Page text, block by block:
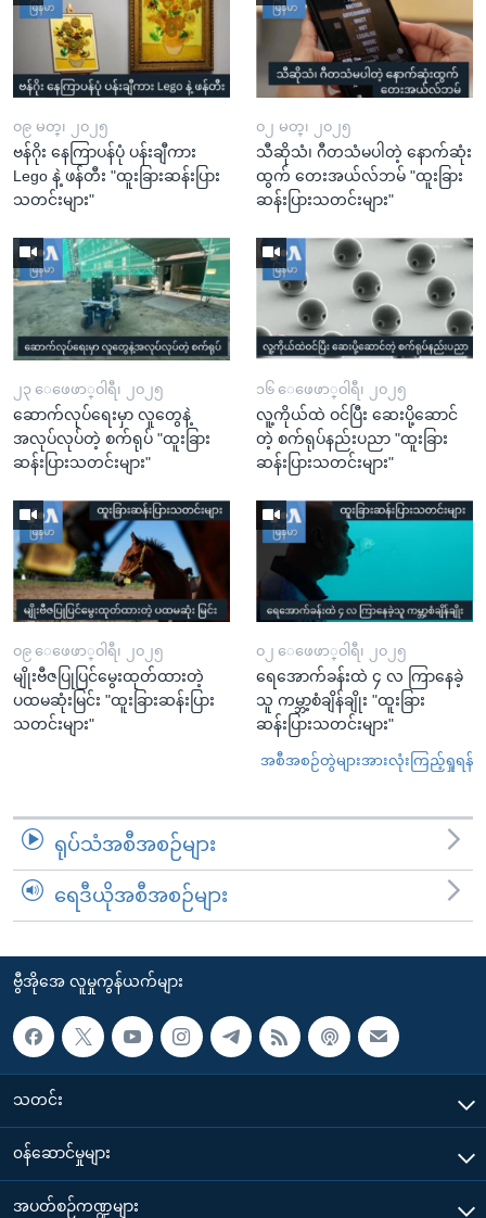
၀၉ မတ္၊ ၂၀၂၅
ဗန်ဂိုး နေကြာပန်ပုံ ပန်းချီကား
Lego နဲ့ ဖန်တီး "ထူးခြားဆန်းပြား
သတင်းများ"
၀၂ မတ္၊ ၂၀၂၅
သီဆိုသံ၊ ဂီတသံမပါတဲ့ နောက်ဆုံး
ထွက် တေးအယ်လ်ဘမ် "ထူးခြား
ဆန်းပြားသတင်းများ"
၂၃ ေဖေဖာ္၀ါရီ၊ ၂၀၂၅
ဆောက်လုပ်ရေးမှာ လူတွေနဲ့
အလုပ်လုပ်တဲ့ စက်ရုပ် "ထူးခြား
ဆန်းပြားသတင်းများ"
၁၆ ေဖေဖာ္၀ါရီ၊ ၂၀၂၅
လူ့ကိုယ်ထဲ ဝင်ပြီး ဆေးပို့ဆောင်
တဲ့ စက်ရုပ်နည်းပညာ "ထူးခြား
ဆန်းပြားသတင်းများ"
၀၉ ေဖေဖာ္၀ါရီ၊ ၂၀၂၅
မျိုးဗီဇပြုပြင်မွေးထုတ်ထားတဲ့
ပထမဆုံးမြင်း "ထူးခြားဆန်းပြား
သတင်းများ"
၀၂ ေဖေဖာ္၀ါရီ၊ ၂၀၂၅
ရေအောက်ခန်းထဲ ၄ လ ကြာနေခဲ့
သူ ကမ္ဘာ့စံချိန်ချိုး "ထူးခြား
ဆန်းပြားသတင်းများ"
အစီအစဉ်တွဲများအားလုံးကြည့်ရှုရန်
ရုပ်သံအစီအစဉ်များ
ရေဒီယိုအစီအစဉ်များ
ဗွီအိုအေ လူမှုကွန်ယက်များ
သတင်း
၀န်ဆောင်မှုများ
အပတ်စဉ်ကဏ္ဍများ